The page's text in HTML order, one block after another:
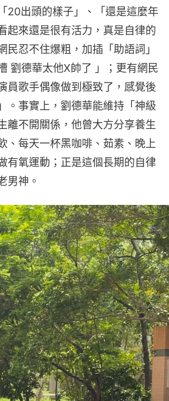
20出頭的樣子」、「還是這麼年
起來還是很有活力，真是自律的
民忍不住爆粗，加插「助語詞」
劉德華太他X帥了 」；更有網民
員歌手偶像做到極致了，感覺後
。事實上，劉德華能維持「神級
離不開關係，他曾大方分享養生
、每天一杯黑咖啡、茹素、晚上
有氧運動；正是這個長期的自律
男神。